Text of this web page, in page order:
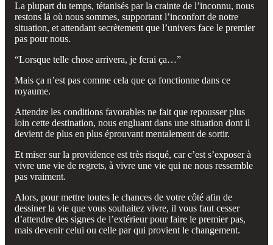
La plupart du temps, tétanisés par la crainte de l’inconnu, nous
restons là où nous sommes, supportant l’inconfort de notre
situation, et attendant secrètement que l’univers face le premier
pas pour nous.
“Lorsque telle chose arrivera, je ferai ça…”
Mais ça n’est pas comme cela que ça fonctionne dans ce
royaume.
Attendre les conditions favorables ne fait que repousser plus
loin cette destination, nous engluant dans une situation dont il
devient de plus en plus éprouvant mentalement de sortir.
Et miser sur la providence est très risqué, car c’est s’exposer à
vivre une vie de regrets, à vivre une vie qui ne nous ressemble
pas vraiment.
Alors, pour mettre toutes le chances de votre côté afin de
dessiner la vie que vous souhaitez vivre, il vous faut cesser
d’attendre des signes de l’extérieur pour faire le premier pas,
mais devenir celui ou celle par qui provient le changement.